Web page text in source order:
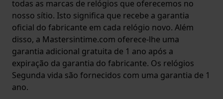
todas as marcas de relógios que oferecemos no
nosso sítio. Isto significa que recebe a garantia
oficial do fabricante em cada relógio novo. Além
disso, a Mastersintime.com oferece-lhe uma
garantia adicional gratuita de 1 ano após a
expiração da garantia do fabricante. Os relógios
Segunda vida são fornecidos com uma garantia de 1
ano.